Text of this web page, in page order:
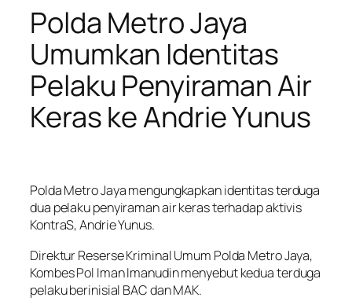
Polda Metro Jaya
Umumkan Identitas
Pelaku Penyiraman Air
Keras ke Andrie Yunus
Polda Metro Jaya mengungkapkan identitas terduga
dua pelaku penyiraman air keras terhadap aktivis
KontraS, Andrie Yunus.
Direktur Reserse Kriminal Umum Polda Metro Jaya,
Kombes Pol Iman Imanudin menyebut kedua terduga
pelaku berinisial BAC dan MAK.